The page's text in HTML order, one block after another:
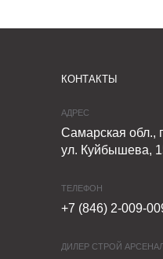
КОНТАКТЫ
АДРЕС
Самарская обл.,
ул. Куйбышева,
ТЕЛЕФОН
+7 (846) 2-009-
ДИЛЕР СТРОЙ АРСЕНАЛ